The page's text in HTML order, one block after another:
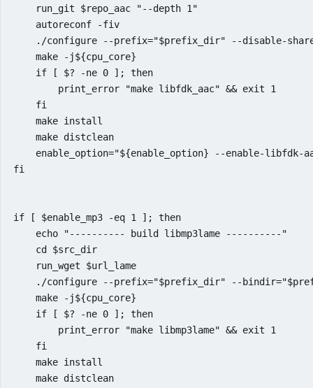
    run_git $repo_aac "--depth 1"
    autoreconf -fiv
./configure --prefix="$prefix_dir" --disable-
    make -j${cpu_core}
    if [ $? -ne 0 ]; then
        print_error "make libfdk_aac" && exit 1
    fi
    make install
    make distclean
enable_option="${enable_option} --enable-libfdk-
fi
if [ $enable_mp3 -eq 1 ]; then
    echo "---------- build libmp3lame ----------"
    cd $src_dir
    run_wget $url_lame
./configure --prefix="$prefix_dir" --
    make -j${cpu_core}
    if [ $? -ne 0 ]; then
        print_error "make libmp3lame" && exit 1
    fi
    make install
    make distclean